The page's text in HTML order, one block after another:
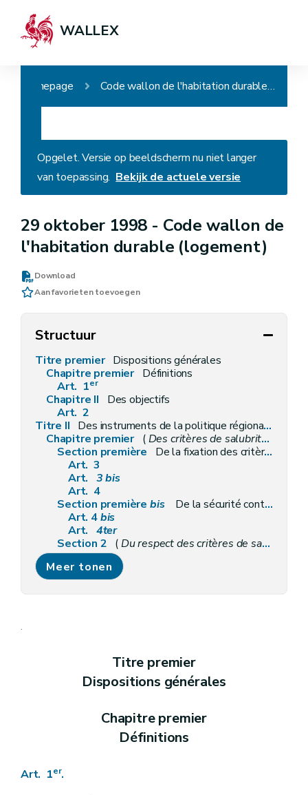
WALLEX
Homepage Code wallon de l'habitation durable (logement)
Opgelet. Versie op beeldscherm nu niet langer
van toepassing. Bekijk de actuele versie
29 oktober 1998 - Code wallon de
l'habitation durable (logement)
Download
Aan favorieten toevoegen
Structuur
Titre premier Dispositions générales
Chapitre premier Définitions
Art. 1er
Chapitre II
Des objectifs
Art. 2
Titre II Des instruments de la politique régionale du logement
Chapitre premier (Des critères de salubrité des logements et de la présence de détecteurs d'incendie
Section première
De la fixation des critères de salubrité
Art. 3
Art. 3bis
Art. 4
Section première bis
De la sécurité contre les risques d'incendie des logements par la présence de détecteurs d'incendie
Art. 4bis
Art. 4ter
Section 2 (Du respect des critères de salubrité et de la présence de détecteurs d'incendie
Art. 5
Art. 6
Art. 7
Art. 12
Art. 13
bis
ter
bis Des critères de l'habitat durable
Chapitre II
Section première
Meer tonen
.
Titre premier
Dispositions générales
Chapitre premier
Définitions
Art. 1er.